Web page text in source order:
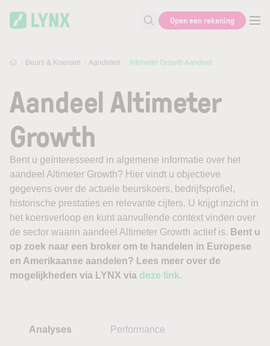
Zoek naar informatie
Open een rekening
Beurs & Koersen Aandelen Altimeter Growth Aandeel
Aandeel Altimeter
Growth
Bent u geïnteresseerd in algemene informatie over het
aandeel Altimeter Growth? Hier vindt u objectieve
gegevens over de actuele beurskoers, bedrijfsprofiel,
historische prestaties en relevante cijfers. U krijgt inzicht in
het koersverloop en kunt aanvullende context vinden over
de sector waarin aandeel Altimeter Growth actief is. Bent u
op zoek naar een broker om te handelen in Europese
en Amerikaanse aandelen? Lees meer over de
mogelijkheden via LYNX via deze link.
Analyses Performance